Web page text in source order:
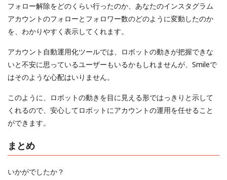
フォロー解除をどのくらい行ったのか、あなたのインスタグラム
アカウントのフォローとフォロワー数のどのように変動したのか
を、わかりやすく表示してくれます。
アカウント自動運用化ツールでは、ロボットの動きが把握できな
いと不安に思っているユーザーもいるかもしれませんが、Smileで
はそのような心配はいりません。
このように、ロボットの動きを目に見える形ではっきりと示して
くれるので、安心してロボットにアカウントの運用を任せること
ができます。
まとめ
いかがでしたか？